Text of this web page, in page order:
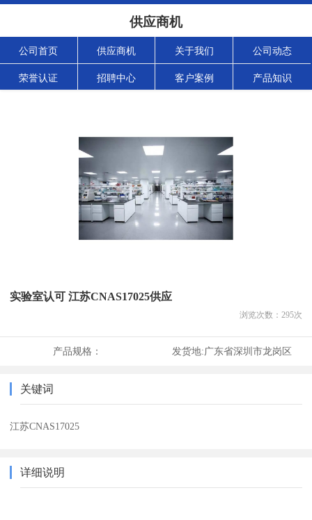
供应商机
公司首页 供应商机 关于我们 公司动态
荣誉认证 招聘中心 客户案例 产品知识
实验室认可 江苏CNAS17025供应
浏览次数： 295次
产品规格： 发货地:广东省深圳市龙岗区
关键词
江苏CNAS17025
详细说明